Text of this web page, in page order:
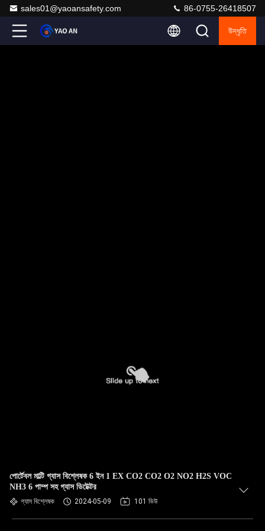
sales01@yaoansafety.com 86-0755-26418507
উদ্ধৃতি
পোর্টেবল মাল্টি গ্যাস বিশ্লেষক 6 ইন 1 EX CO2 CO2 O2 NO2 H2S VOC
NH3 6 পাম্প সহ গ্যাস ডিটেক্টর
গ্যাস বিশ্লেষক 2024-05-09 101 ভিউ